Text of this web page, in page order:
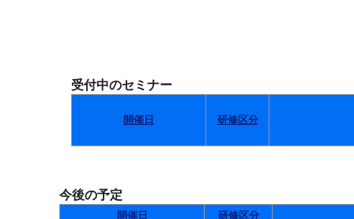
受付中のセミナー
開催日 研修区分
今後の予定
開催日 研修区分